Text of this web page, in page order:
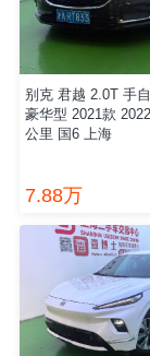
别克 君越 2.0T 手自
豪华型 2021款
公里 国6 上海
7.88万